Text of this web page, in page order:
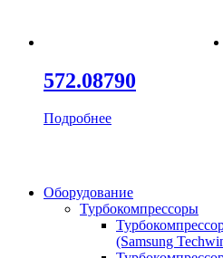
572.08790
Подробнее
Оборудование
Турбокомпрессоры
(Samsung